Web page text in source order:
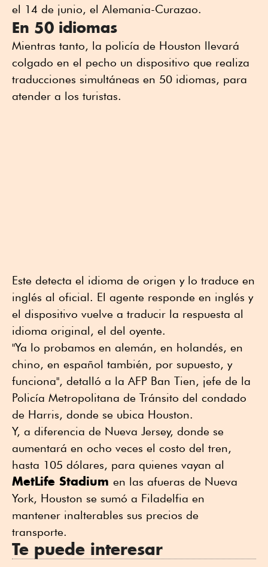
el 14 de junio, el Alemania-Curazao.
En 50 idiomas
Mientras tanto, la policía de Houston llevará
colgado en el pecho un dispositivo que realiza
traducciones simultáneas en 50 idiomas, para
atender a los turistas.
Este detecta el idioma de origen y lo traduce en
inglés al oficial. El agente responde en inglés y
el dispositivo vuelve a traducir la respuesta al
idioma original, el del oyente.
"Ya lo probamos en alemán, en holandés, en
chino, en español también, por supuesto, y
funciona", detalló a la AFP Ban Tien, jefe de la
Policía Metropolitana de Tránsito del condado
de Harris, donde se ubica Houston.
Y, a diferencia de Nueva Jersey, donde se
aumentará en ocho veces el costo del tren,
hasta 105 dólares, para quienes vayan al
MetLife Stadium en las afueras de Nueva
York, Houston se sumó a Filadelfia en
mantener inalterables sus precios de
transporte.
Te puede interesar